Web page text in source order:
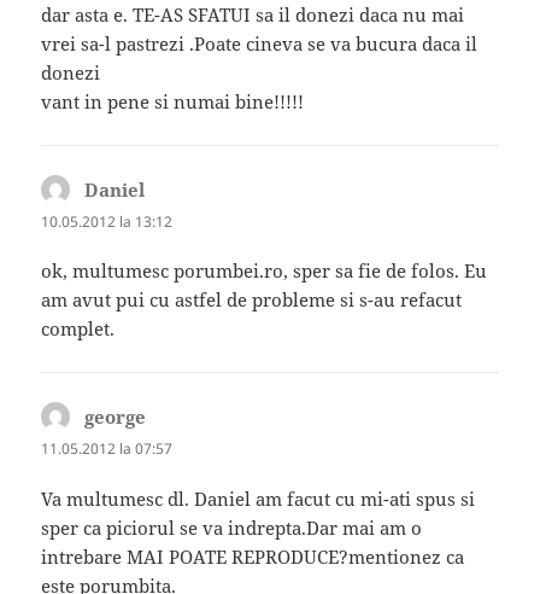
dar asta e. TE-AS SFATUI sa il donezi daca nu mai
vrei sa-l pastrezi .Poate cineva se va bucura daca il
donezi
vant in pene si numai bine!!!!!
Daniel
10.05.2012 la 13:12
ok, multumesc porumbei.ro, sper sa fie de folos. Eu
am avut pui cu astfel de probleme si s-au refacut
complet.
george
11.05.2012 la 07:57
Va multumesc dl. Daniel am facut cu mi-ati spus si
sper ca piciorul se va indrepta.Dar mai am o
intrebare MAI POATE REPRODUCE?mentionez ca
este porumbita.